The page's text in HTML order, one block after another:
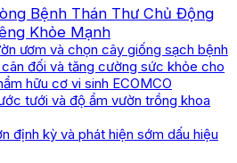
Bệnh Thán Thư Chủ Động
Khỏe Mạnh
ươm và chọn cây giống sạch bệnh
cân đối và tăng cường sức khỏe cho
hữu cơ vi sinh ECOMCO
tưới và độ ẩm vườn trồng khoa
định kỳ và phát hiện sớm dấu hiệu